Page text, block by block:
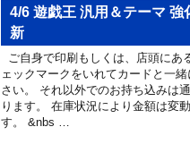
4/6 遊戯王 汎用＆テーマ 強
新
ご自身で印刷もしくは、店頭にあ
ェックマークをいれてカードと一
さい。 それ以外でのお持ち込みは
ります。 在庫状況により金額は変
す。 &nbs …